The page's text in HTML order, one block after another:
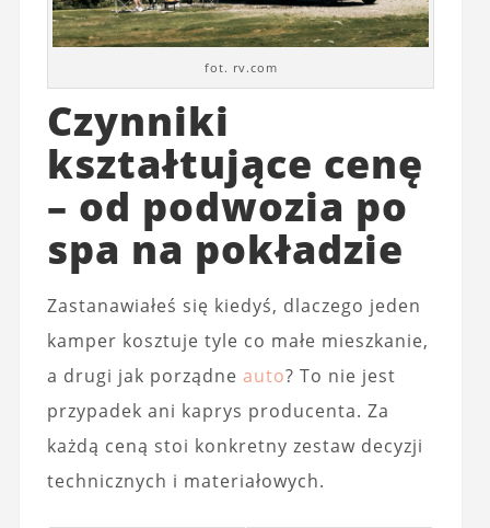
fot. rv.com
Czynniki
kształtujące cenę
– od podwozia po
spa na pokładzie
Zastanawiałeś się kiedyś, dlaczego jeden
kamper kosztuje tyle co małe mieszkanie,
a drugi jak porządne auto? To nie jest
przypadek ani kaprys producenta. Za
każdą ceną stoi konkretny zestaw decyzji
technicznych i materiałowych.